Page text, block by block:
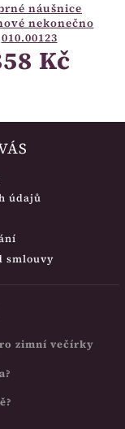
náušnice
nekonečno
010.00123
Kč
údajů
smlouvy
zimní večírky